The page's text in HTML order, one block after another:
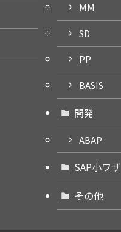
MM
SD
PP
BASIS
開発
ABAP
SAP小ワザ
その他